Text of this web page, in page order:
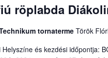
röplabda
tornaterme Török
és kezdési időpontja: